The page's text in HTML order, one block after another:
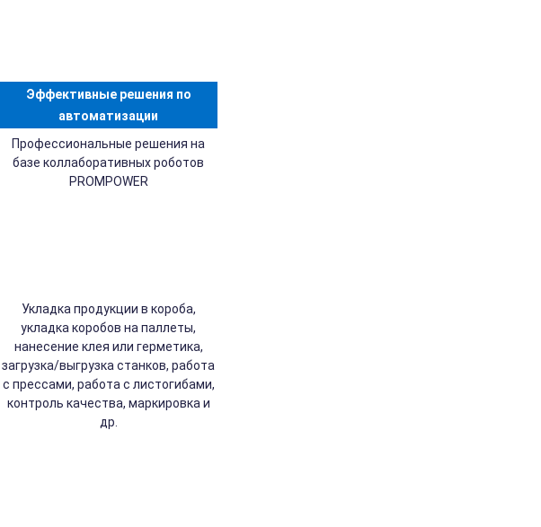
Эффективные решения по
автоматизации
Профессиональные решения на
базе коллаборативных роботов
PROMPOWER
Укладка продукции в короба,
укладка коробов на паллеты,
нанесение клея или герметика,
загрузка/выгрузка станков, работа
с прессами, работа с листогибами,
контроль качества, маркировка и
др.